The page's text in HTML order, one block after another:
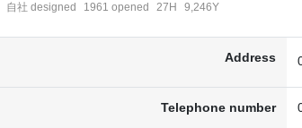
自社 designed 1961 opened 27H 9,246Y
Address
Telephone number